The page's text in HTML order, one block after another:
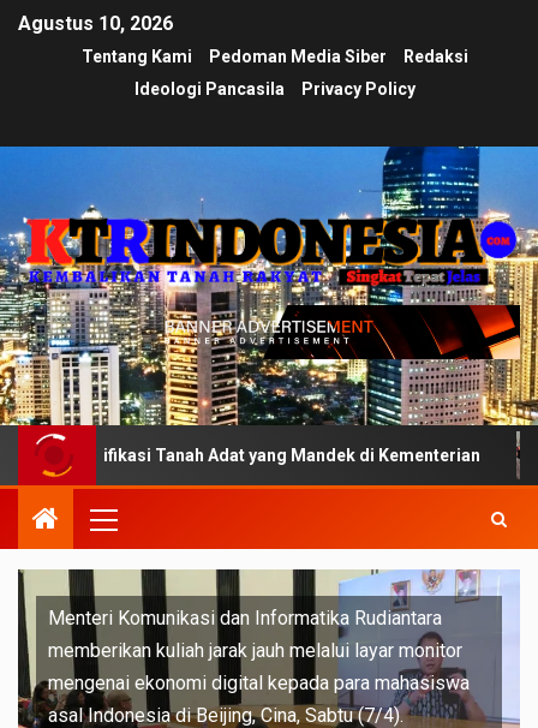
Agustus 10, 2026
Tentang Kami Pedoman Media Siber
Redaksi
Ideologi Pancasila
Privacy Policy
Tanah Adat yang Mandek di Kementerian Ujian
Menteri Komunikasi dan Informatika Rudiantara
memberikan kuliah jarak jauh melalui layar monitor
mengenai ekonomi digital kepada para mahasiswa
asal Indonesia di Beijing, Cina, Sabtu (7/4).